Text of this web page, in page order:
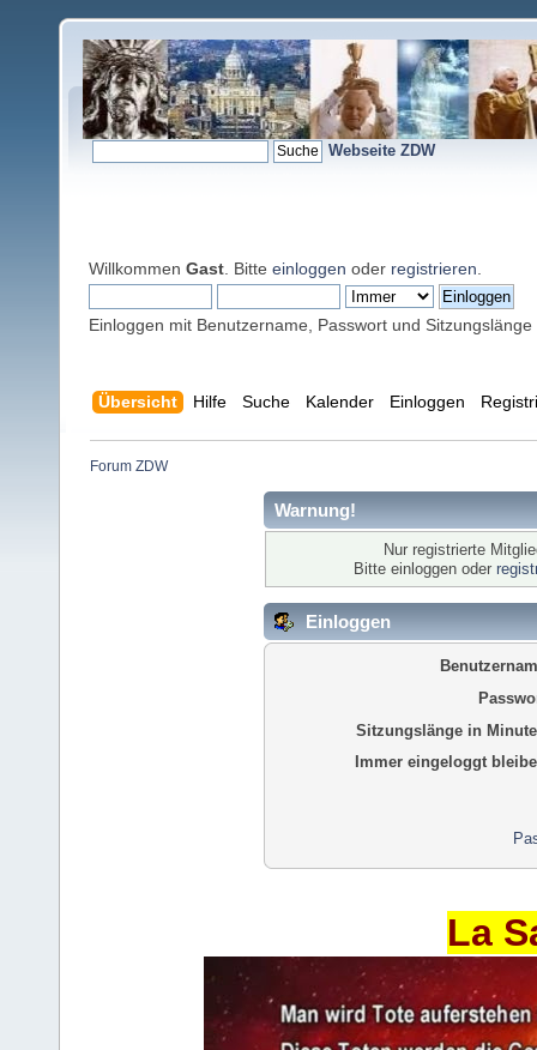
Webseite ZDW
Willkommen Gast . Bitte einloggen oder registrieren
Einloggen mit Benutzername, Passwort und Sitzungslänge
Übersicht Hilfe Suche Kalender Einloggen
Forum ZDW
Warnung!
Nur registrierte
Bitte einloggen oder
Einloggen
Sitzungslänge in
Immer eingeloggt
La